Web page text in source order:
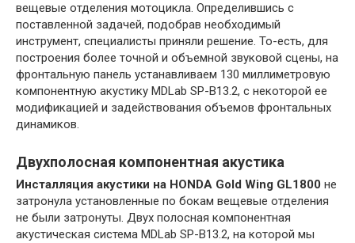
вещевые отделения мотоцикла. Определившись с
поставленной задачей, подобрав необходимый
инструмент, специалисты приняли решение. То-есть, для
построения более точной и объемной звуковой сцены, на
фронтальную панель устанавливаем 130 миллиметровую
компонентную акустику MDLab SP-B13.2, с некоторой ее
модификацией и задействования объемов фронтальных
динамиков.
Двухполосная компонентная акустика
Инсталляция акустики на HONDA Gold Wing GL1800 не
затронула установленные по бокам вещевые отделения
не были затронуты. Двух полосная компонентная
акустическая система MDLab SP-B13.2, на которой мы